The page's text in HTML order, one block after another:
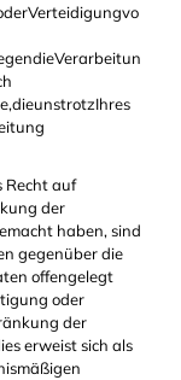
Recht auf
der
haben, sind
gegenüber die
offengelegt
oder
der
erweist sich als